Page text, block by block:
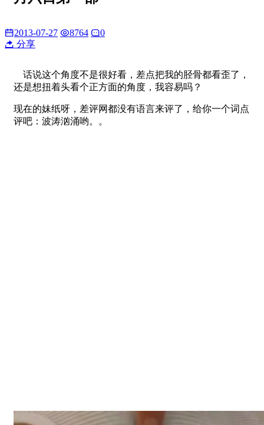
2013-07-27 8764
0
分享
话说这个角度不是很好看，差点把我的胫骨都看歪了，
还是想扭着头看个正方面的角度，我容易吗？
现在的妹纸呀，差评网都没有语言来评了，给你一个词点
评吧：波涛汹涌哟。。